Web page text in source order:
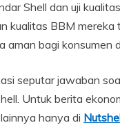
Shell dan uji
kualitas BBM mereka
aman bagi konsumen
seputar jawaban
Untuk berita
hanya di